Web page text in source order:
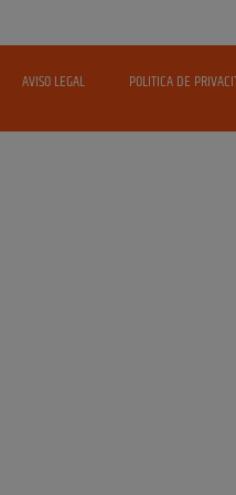
AVISO LEGAL POLITICA DE